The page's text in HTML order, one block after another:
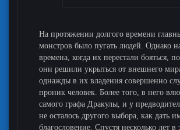
На протяжении долгого времени
монстров было пугать людей. Однако
времена, когда их перестали бояться,
они решили укрыться от внешнего
однажды в их владения совершенно
проник человек. Более того, в него
самого графа Дракулы, и у
не осталось другого выбора, как дать
благословение. Спустя несколько лет в